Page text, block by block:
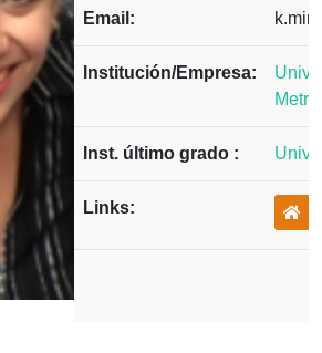
Email:
Institución/Empresa:
Inst. último grado :
Links: